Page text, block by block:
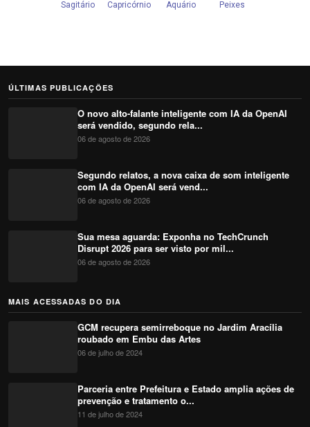
ÚLTIMAS PUBLICAÇÕES
O novo alto-falante inteligente com IA da OpenAI
será vendido, segundo rela...
06 de agosto de 2026
Segundo relatos, a nova caixa de som inteligente
com IA da OpenAI será vend...
06 de agosto de 2026
Sua mesa aguarda: Exponha no TechCrunch
Disrupt 2026 para ser visto por mil...
06 de agosto de 2026
MAIS ACESSADAS DO DIA
GCM recupera semirreboque no Jardim Aracília
roubado em Embu das Artes
06 de julho de 2024
Parceria entre Prefeitura e Estado amplia ações de
prevenção e tratamento o...
11 de julho de 2024